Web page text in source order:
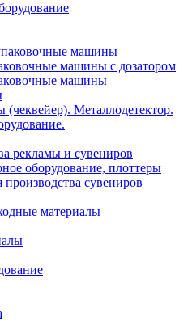
машины
машины с дозатором
машины
(чеквейер). Металлодетектор.
рекламы и сувениров
оборудование, плоттеры
сувениров
материалы